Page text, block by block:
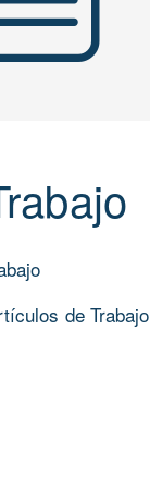
de Trabajo